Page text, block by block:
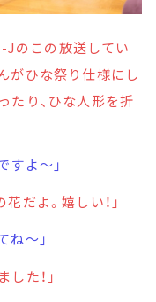
Jのこの放送してい
がひな祭り仕様にし
たり、ひな人形を折
すよ～」
だよ。嬉しい！」
ね～」
た！」